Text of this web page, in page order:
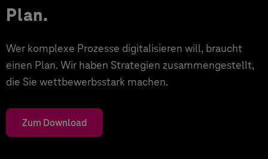
Plan.
Wer komplexe Prozesse digitalisieren will, braucht
einen Plan. Wir haben Strategien zusammengestellt,
die Sie wettbewerbsstark machen.
Zum Download